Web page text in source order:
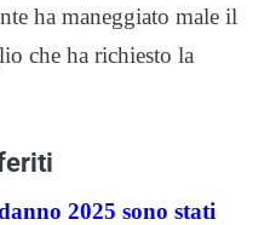
ha maneggiato male il
che ha richiesto la
2025 sono stati